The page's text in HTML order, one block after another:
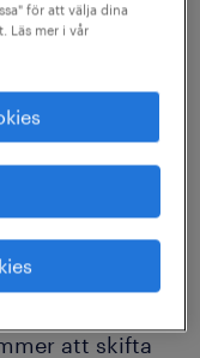
AI-
enkla
2025
att skifta
för att välja dina
Läs mer i vår